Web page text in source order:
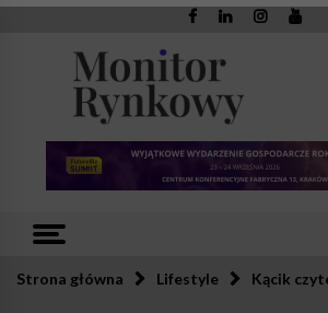
Skip
Strona główna Lifestyle Kącik